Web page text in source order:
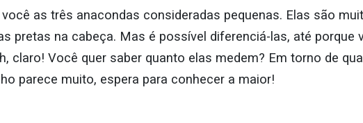
as três anacondas consideradas pequenas. Elas são
pretas na cabeça. Mas é possível diferenciá-las, até porque
claro! Você quer saber quanto elas medem? Em torno de
parece muito, espera para conhecer a maior!